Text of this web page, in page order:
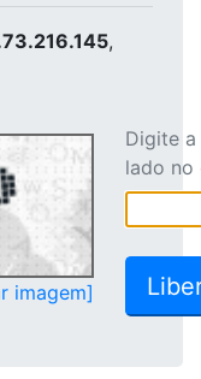
,
imagem]
Digite
lado no